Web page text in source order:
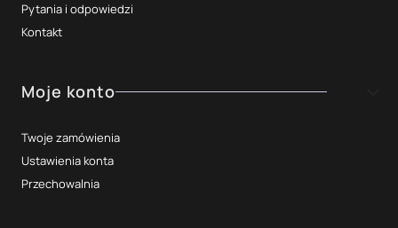
Pytania i odpowiedzi
Kontakt
Moje konto
Twoje zamówienia
Ustawienia konta
Przechowalnia